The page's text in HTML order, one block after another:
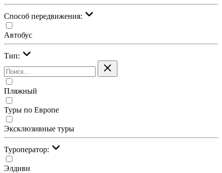
Cпособ передвижения:
Автобус
Тип:
Пляжный
Туры по Европе
Эксклюзивные туры
Туроператор:
Элдиви